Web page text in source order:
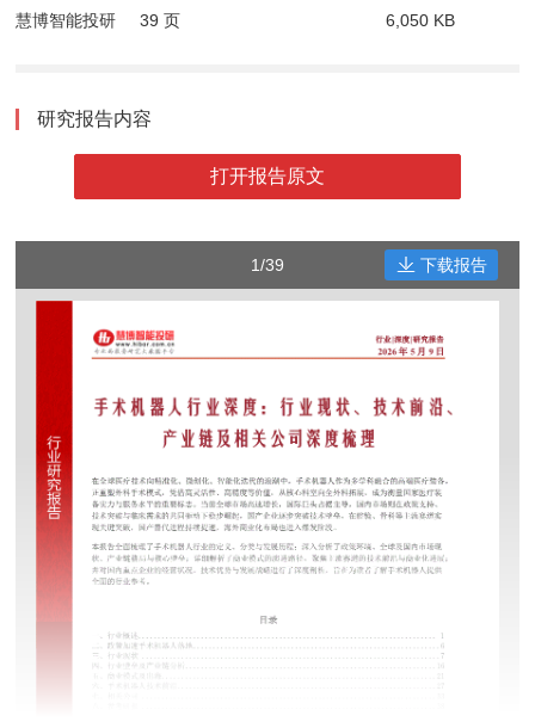
慧博智能投研 39 页 6,050 KB
研究报告内容
打开报告原文
1/39 下载报告